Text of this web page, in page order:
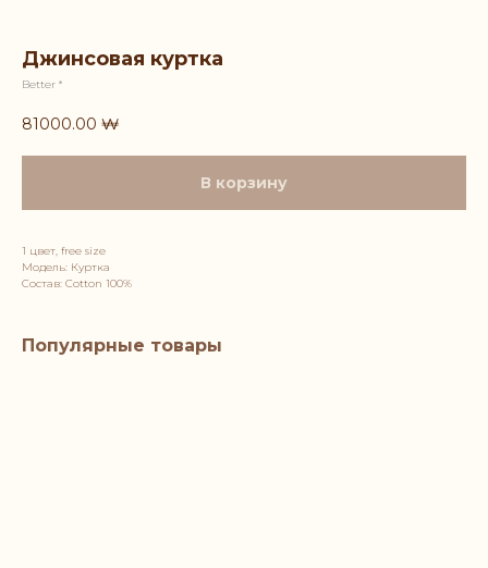
Джинсовая куртка
Better *
81000.00 ₩
В корзину
1 цвет, free size
Модель: Куртка
Состав: Cotton 100%
Популярные товары